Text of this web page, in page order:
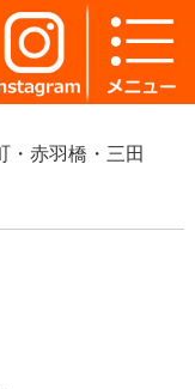
・赤羽橋・三田